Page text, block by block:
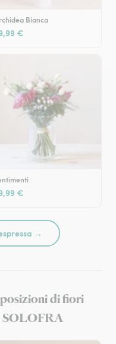
Bianca
€
€
→
di fiori
SOLOFRA